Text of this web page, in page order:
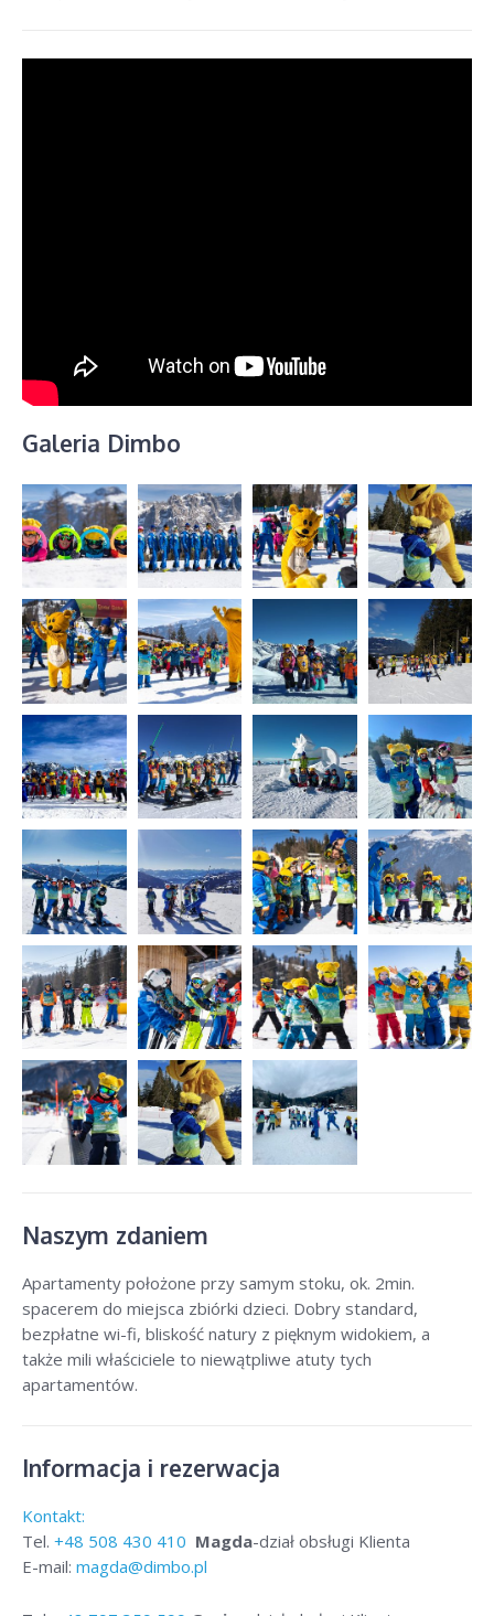
Galeria Dimbo
Naszym zdaniem
Apartamenty położone przy samym stoku, ok. 2min.
spacerem do miejsca zbiórki dzieci. Dobry standard,
bezpłatne wi-fi, bliskość natury z pięknym widokiem, a
także mili właściciele to niewątpliwe atuty tych
apartamentów.
Informacja i rezerwacja
Kontakt:
Tel. +48 508 430 410 Magda-dział obsługi Klienta
E-mail: magda@dimbo.pl